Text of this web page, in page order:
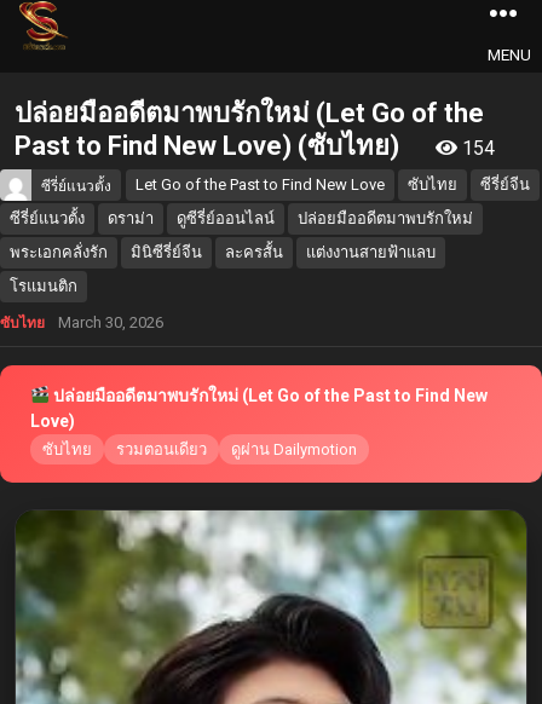
MENU
ปล่อยมืออดีตมาพบรักใหม่ (Let Go of the
Past to Find New Love) (ซับไทย)
154
ซีรี่ย์แนวตั้ง Let Go of the Past to Find New Love ซับไทย
ซีรี่ย์จีน
ซีรี่ย์แนวตั้ง
ดราม่า ดูซีรี่ย์ออนไลน์
ปล่อยมืออดีตมาพบรักใหม่
พระเอกคลั่งรัก
มินิซีรี่ย์จีน ละครสั้น
แต่งงานสายฟ้าแลบ
โรแมนติก
ซับไทย March 30, 2026
ปล่อยมืออดีตมาพบรักใหม่ (Let Go of the Past to Find New
Love)
ซับไทย รวมตอนเดียว ดูผ่าน Dailymotion